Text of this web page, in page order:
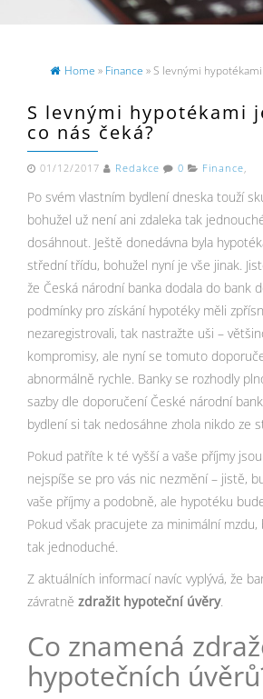
Home » Finance » S levnými
S levnými hypotékami
co nás čeká?
01/12/2017 Redakce 0 Finance,
Po svém vlastním bydlení dneska touží
bohužel už není ani zdaleka tak
dosáhnout. Ještě donedávna byla
střední třídu, bohužel nyní je vše jinak.
že Česká národní banka dodala do bank
podmínky pro získání hypotéky měli
nezaregistrovali, tak nastražte uši –
kompromisy, ale nyní se tomuto
abnormálně rychle. Banky se rozhodly
sazby dle doporučení České národní
bydlení si tak nedosáhne zhola nikdo ze
Pokud patříte k té vyšší a vaše příjmy
nejspíše se pro vás nic nezmění – jistě,
vaše příjmy a podobně, ale hypotéku
Pokud však pracujete za minimální
tak jednoduché.
Z aktuálních informací navíc vyplývá, že
závratně zdražit hypoteční úvěry.
Co znamená
hypotečních